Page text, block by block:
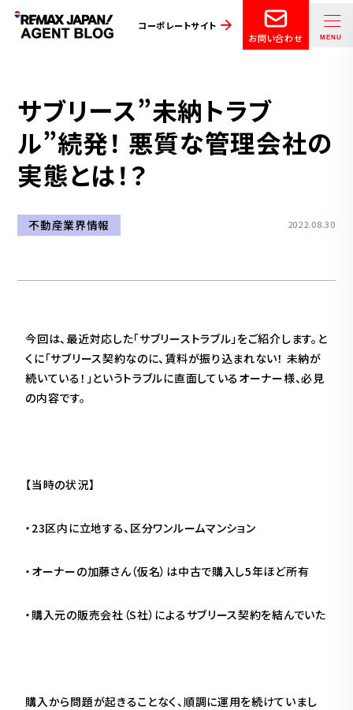
コーポレートサイト
お問い合わせ
サブリース”未納トラブ
ル”続発！ 悪質な管理会社の
実態とは！？
不動産業界情報 2022.08.30
今回は、最近対応した「サブリーストラブル」をご紹介します。と
くに「サブリース契約なのに、賃料が振り込まれない！ 未納が
続いている！」というトラブルに直面しているオーナー様、必見
の内容です。
【当時の状況】
・23区内に立地する、区分ワンルームマンション
・オーナーの加藤さん（仮名）は中古で購入し5年ほど所有
・購入元の販売会社（S社）によるサブリース契約を結んでいた
購入から問題が起きることなく、順調に運用を続けていまし